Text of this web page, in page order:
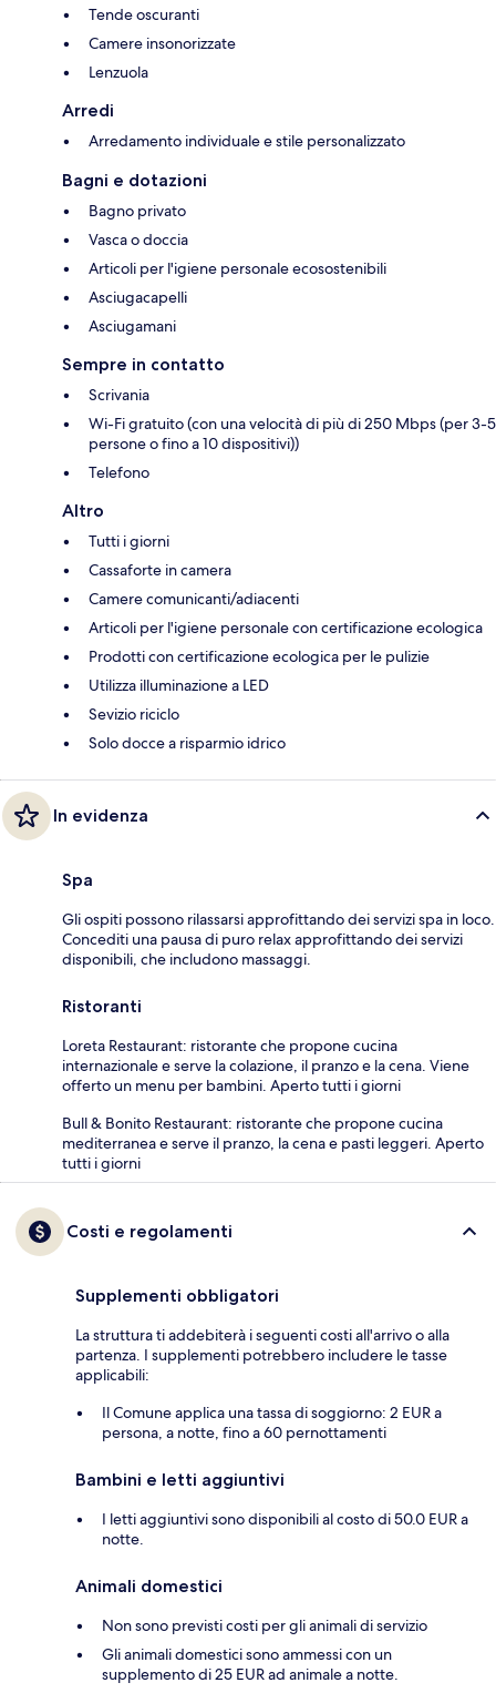
Tende oscuranti
Camere insonorizzate
Lenzuola
Arredi
Arredamento individuale e stile personalizzato
Bagni e dotazioni
Bagno privato
Vasca o doccia
Articoli per l'igiene personale ecosostenibili
Asciugacapelli
Asciugamani
Sempre in contatto
Scrivania
Wi-Fi gratuito (con una velocità di più di 250 Mbps (per 3-5
persone o fino a 10 dispositivi))
Telefono
Altro
Tutti i giorni
Cassaforte in camera
Camere comunicanti/adiacenti
Articoli per l'igiene personale con certificazione ecologica
Prodotti con certificazione ecologica per le pulizie
Utilizza illuminazione a LED
Sevizio riciclo
Solo docce a risparmio idrico
In evidenza
Spa
Gli ospiti possono rilassarsi approfittando dei servizi spa in loco.
Concediti una pausa di puro relax approfittando dei servizi
disponibili, che includono massaggi.
Ristoranti
Loreta Restaurant: ristorante che propone cucina
internazionale e serve la colazione, il pranzo e la cena. Viene
offerto un menu per bambini. Aperto tutti i giorni
Bull & Bonito Restaurant: ristorante che propone cucina
mediterranea e serve il pranzo, la cena e pasti leggeri. Aperto
tutti i giorni
Costi e regolamenti
Supplementi obbligatori
La struttura ti addebiterà i seguenti costi all'arrivo o alla
partenza. I supplementi potrebbero includere le tasse
applicabili:
Il Comune applica una tassa di soggiorno: 2 EUR a
persona, a notte, fino a 60 pernottamenti
Bambini e letti aggiuntivi
I letti aggiuntivi sono disponibili al costo di 50.0 EUR a
notte.
Animali domestici
Non sono previsti costi per gli animali di servizio
Gli animali domestici sono ammessi con un
supplemento di 25 EUR ad animale a notte.